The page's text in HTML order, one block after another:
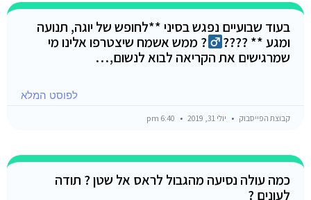
בעוד שבועיים נפגש בסיני **לחופש של יוגה, תנועה
ומגע ** ????‍
? ממש אשמח שיצטרפו אלינו מי
שמרגישים את הקריאה לבוא לנשום,…
לפוסט המלא
קבוצת הפייסבוק יולי 31, 2019
כמה עולה נסיעה מהגבול לראס אל שטן ? תודה
לעונים ?